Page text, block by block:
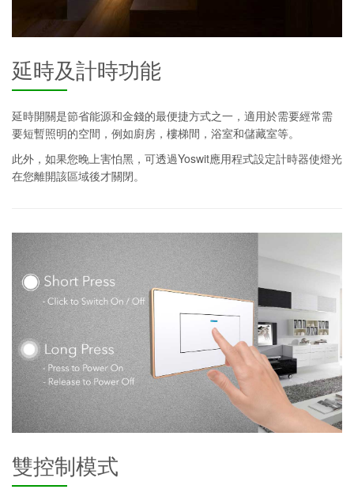
延時及計時功能
延時開關是節省能源和金錢的最便捷方式之一，適用於需要經常需
要短暫照明的空間，例如廚房，樓梯間，浴室和儲藏室等。
此外，如果您晚上害怕黑，可透過Yoswit應用程式設定計時器使燈光
在您離開該區域後才關閉。
雙控制模式